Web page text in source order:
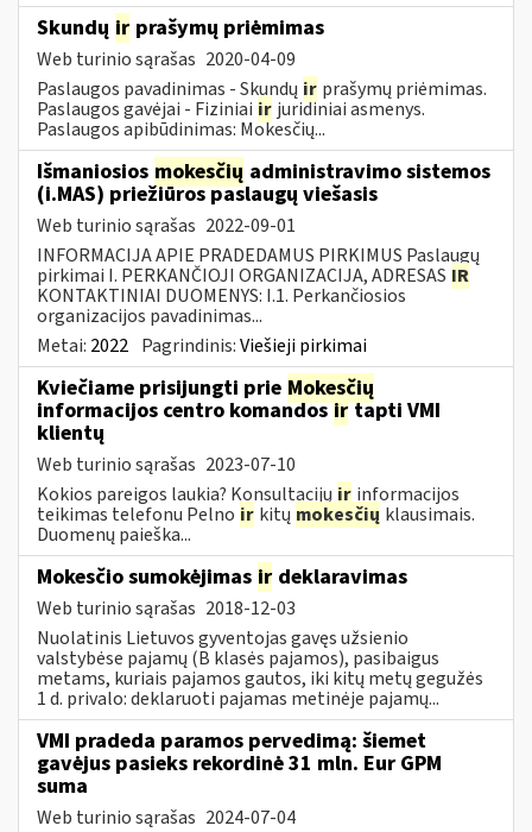
Skundų ir prašymų priėmimas
Web turinio sąrašas 2020-04-09
Paslaugos pavadinimas - Skundų ir prašymų priėmimas.
Paslaugos gavėjai - Fiziniai ir juridiniai asmenys.
Paslaugos apibūdinimas: Mokesčių...
Išmaniosios mokesčių administravimo sistemos
(i.MAS) priežiūros paslaugų viešasis
Web turinio sąrašas 2022-09-01
INFORMACIJA APIE PRADEDAMUS PIRKIMUS Paslaugų
pirkimai I. PERKANČIOJI ORGANIZACIJA, ADRESAS IR
KONTAKTINIAI DUOMENYS: I.1. Perkančiosios
organizacijos pavadinimas...
Metai: 2022 Pagrindinis:Viešieji pirkimai
Kviečiame prisijungti prie Mokesčių
informacijos centro komandosirtapti VMI
klientų
Web turinio sąrašas 2023-07-10
Kokios pareigos laukia? Konsultacijų ir informacijos
teikimas telefonu Pelno ir kitų mokesčių klausimais.
Duomenų paieška...
Mokesčio sumokėjimas ir deklaravimas
Web turinio sąrašas 2018-12-03
Nuolatinis Lietuvos gyventojas gavęs užsienio
valstybėse pajamų (B klasės pajamos), pasibaigus
metams, kuriais pajamos gautos, iki kitų metų gegužės
1 d. privalo: deklaruoti pajamas metinėje pajamų...
VMI pradeda paramos pervedimą: šiemet
gavėjus pasieks rekordinė 31 mln. Eur GPM
suma
Web turinio sąrašas 2024-07-04